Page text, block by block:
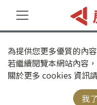
為提供您更多優質的內
若繼續閱覽本網站內容
關於更多 cookies 資訊
我